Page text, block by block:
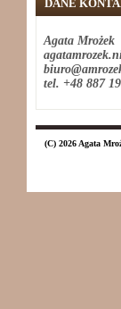
DANE
Agata Mrożek
tel. +48 887
(C) 2026 Agata